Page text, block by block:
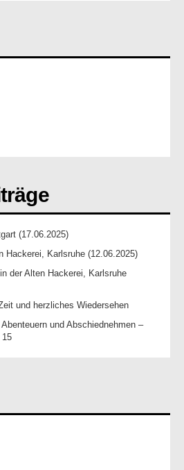
(17.06.2025)
Hackerei, Karlsruhe (12.06.2025)
der Alten Hackerei, Karlsruhe
und herzliches Wiedersehen
und Abschiednehmen –
15